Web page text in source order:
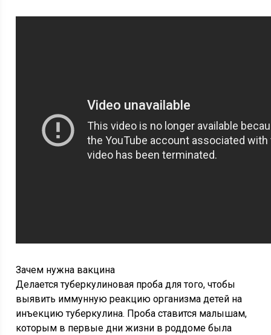
Зачем нужна вакцина
Делается туберкулиновая проба для того, чтобы
выявить иммунную реакцию организма детей на
инъекцию туберкулина. Проба ставится малышам,
которым в первые дни жизни в роддоме была